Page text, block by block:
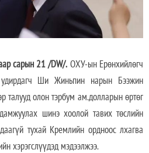
сарын 21 /DW/. ОХУ-ын Ерөнхийлөгч
Ши Жиньпин нарын Бээжин
талууд олон тэрбум ам.долларын өртөг
шинэ хоолой тавих төслийн
тухай Кремлийн ордноос лхагва
хэрэгслүүдэд мэдээлжээ.